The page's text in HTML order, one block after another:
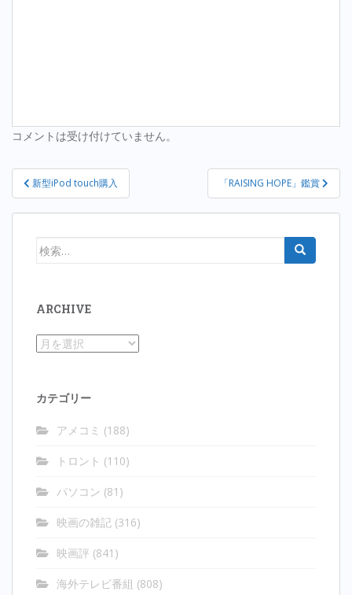
コメントは受け付けていません。
投
稿
ナ
新型iPod touch購入 「RAISING HOPE」鑑賞
検
ARCHIVE
Archive
カテゴリー
アメコミ (188)
トロント (110)
パソコン (81)
映画の雑記 (316)
映画評 (841)
海外テレビ番組 (808)